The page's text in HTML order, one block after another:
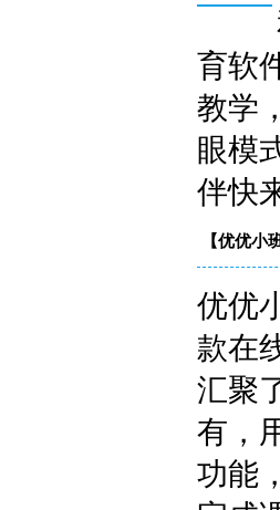
育软
教学
眼模
伴快
【优优小
优优
款在
汇聚
有，
功能